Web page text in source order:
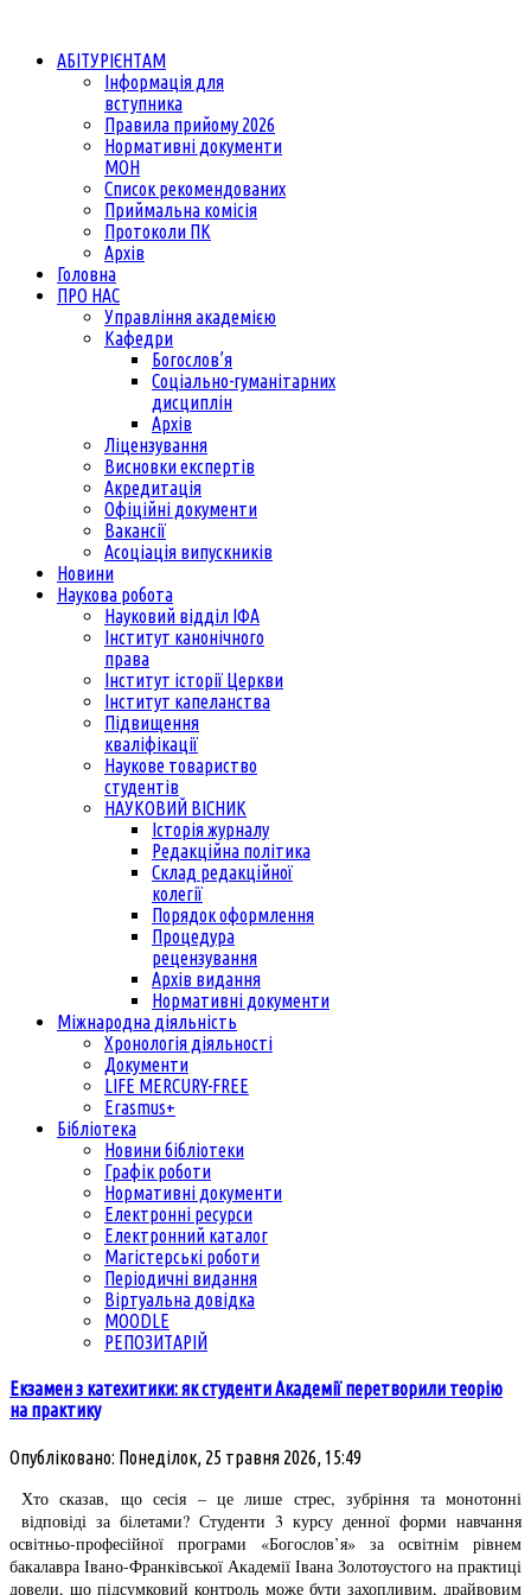
АБІТУРІЄНТАМ
Інформація для
вступника
Правила прийому 2026
Нормативні документи
МОН
Список рекомендованих
Приймальна комісія
Протоколи ПК
Архів
Головна
ПРО НАС
Управління академією
Кафедри
Богослов’я
Соціально-гуманітарних
дисциплін
Архів
Ліцензування
Висновки експертів
Акредитація
Офіційні документи
Вакансії
Асоціація випускників
Новини
Наукова робота
Науковий відділ ІФА
Інститут канонічного
права
Інститут історії Церкви
Інститут капеланства
Підвищення
кваліфікації
Наукове товариство
студентів
НАУКОВИЙ ВІСНИК
Історія журналу
Редакційна політика
Склад редакційної
колегії
Порядок оформлення
Процедура
рецензування
Архів видання
Нормативні документи
Міжнародна діяльність
Хронологія діяльності
Документи
LIFE MERCURY-FREE
Erasmus+
Бібліотека
Новини бібліотеки
Графік роботи
Нормативні документи
Електронні ресурси
Електронний каталог
Магістерські роботи
Періодичні видання
Віртуальна довідка
MOODLE
РЕПОЗИТАРІЙ
Екзамен з катехитики: як студенти Академії перетворили теорію
на практику
Опубліковано: Понеділок, 25 травня 2026, 15:49
Хто сказав, що сесія – це лише стрес, зубріння та монотонні
відповіді за білетами? Студенти 3 курсу денної форми навчання
освітньо-професійної програми «Богослов’я» за освітнім рівнем
бакалавра Івано-Франківської Академії Івана Золотоустого на практиці
довели, що підсумковий контроль може бути захопливим, драйвовим